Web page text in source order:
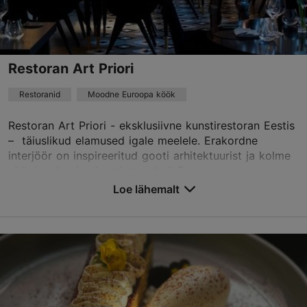
+372 5333 1744
Best Restaurants
TripAdvisor Traveler hinnang
põhineb278 hinnangul
Loe rohkem arvustusi TripAdvisorist
Restoran Art Priori
Restoranid Moodne Euroopa köök
Restoran Art Priori - eksklusiivne kunstirestoran Eestis
– täiuslikud elamused igale meelele. Erakordne
interjöör on inspireeritud gooti arhitektuurist ja kolme
Pikk tn 36, Tallinn
01.01–31.12
T – R 17:00–00:00
Loe lähemalt